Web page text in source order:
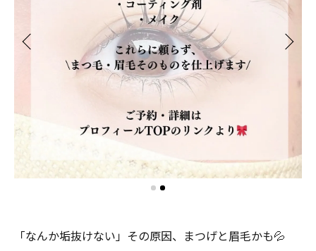
「なんか垢抜けない」その原因、まつげと眉毛かも💦